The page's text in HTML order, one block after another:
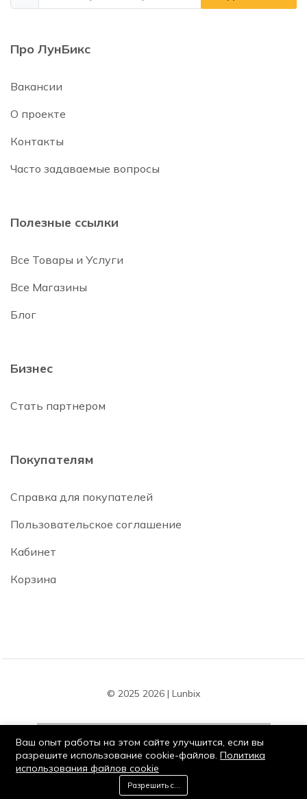
Про ЛунБикс
Вакансии
О проекте
Контакты
Часто задаваемые вопросы
Полезные ссылки
Все Товары и Услуги
Все Магазины
Блог
Бизнес
Стать партнером
Покупателям
Справка для покупателей
Пользовательское соглашение
Кабинет
Корзина
© 2025 2026 | Lunbix
Оставайся на связи:
0
Корзина
Ваш опыт работы на этом сайте улучшится, если вы
разрешите использование cookie-файлов. Политика
использования файлов cookie
Разрешить cookie